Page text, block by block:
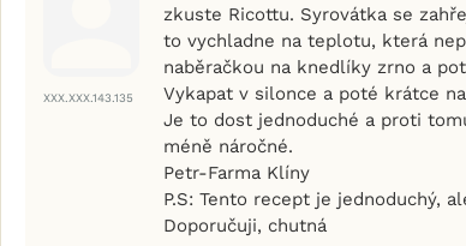
XXX.XXX.143.135
zkuste Ricottu. Syrovátka se
to vychladne na teplotu, která
naběračkou na knedlíky zrno a
Vykapat v silonce a poté krátce
Je to dost jednoduché a proti
méně náročné.
Petr-Farma Klíny
P.S: Tento recept je jednoduchý,
Doporučuji, chutná